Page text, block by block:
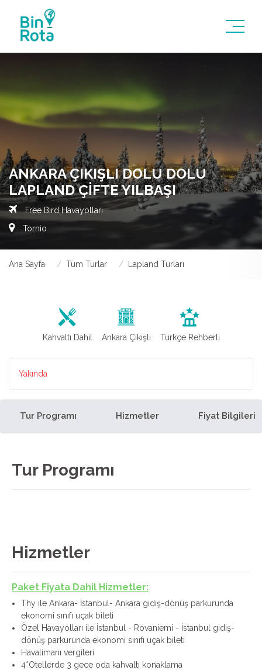
ANKARA ÇIKIŞLI DOLU DOLU
LAPLAND ÇIFTE YILBAŞI
Free Bird Havayolları
Tornio
Ana Sayfa Tüm Turlar Lapland Turları
Kahvaltı Dahil Ankara Çıkışlı Türkçe Rehberli
Yakında
Tur Programı Hizmetler Fiyat Bilgileri
Tur Programı
Hizmetler
Paket Fiyata Dahil Hizmetler:
Thy ile Ankara- İstanbul- Ankara gidiş-dönüş parkurunda
ekonomi sınıfı uçak bileti
Özel Havayolları ile İstanbul - Rovaniemi - İstanbul gidiş-
dönüş parkurunda ekonomi sınıfı uçak bileti
Havalimanı vergileri
4*Otellerde 3 gece oda kahvaltı konaklama